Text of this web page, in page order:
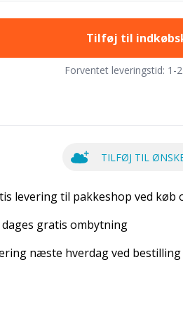
Tilføj til
Forventet leveringstid: 1-
TILFØJ TIL
levering til pakkeshop ved køb
dages gratis ombytning
næste hverdag ved bestilling